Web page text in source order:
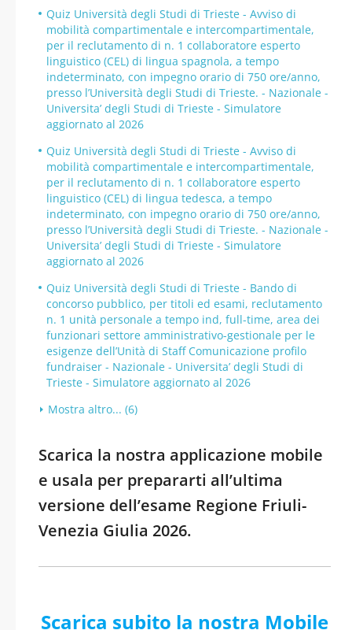
Quiz Università degli Studi di Trieste - Avviso di
mobilità compartimentale e intercompartimentale,
per il reclutamento di n. 1 collaboratore esperto
linguistico (CEL) di lingua spagnola, a tempo
indeterminato, con impegno orario di 750 ore/anno,
presso l’Università degli Studi di Trieste. - Nazionale -
Universita’ degli Studi di Trieste - Simulatore
aggiornato al 2026
Quiz Università degli Studi di Trieste - Avviso di
mobilità compartimentale e intercompartimentale,
per il reclutamento di n. 1 collaboratore esperto
linguistico (CEL) di lingua tedesca, a tempo
indeterminato, con impegno orario di 750 ore/anno,
presso l’Università degli Studi di Trieste. - Nazionale -
Universita’ degli Studi di Trieste - Simulatore
aggiornato al 2026
Quiz Università degli Studi di Trieste - Bando di
concorso pubblico, per titoli ed esami, reclutamento
n. 1 unità personale a tempo ind, full-time, area dei
funzionari settore amministrativo-gestionale per le
esigenze dell’Unità di Staff Comunicazione profilo
fundraiser - Nazionale - Universita’ degli Studi di
Trieste - Simulatore aggiornato al 2026
Mostra altro... (6)
Scarica la nostra applicazione mobile
e usala per prepararti all’ultima
versione dell’esame Regione Friuli-
Venezia Giulia 2026.
Scarica subito la nostra Mobile